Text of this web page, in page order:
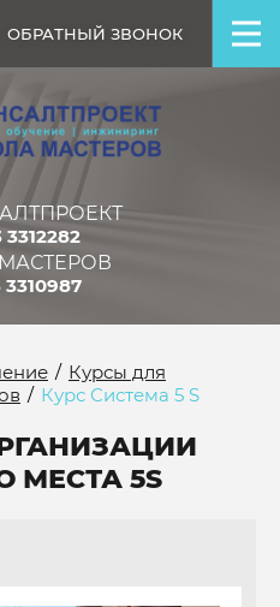
3312282
3310987
ОБРАТНЫЙ ЗВОНОК
/ Курсы для
/ Курс Система 5 S
МЕСТА 5S